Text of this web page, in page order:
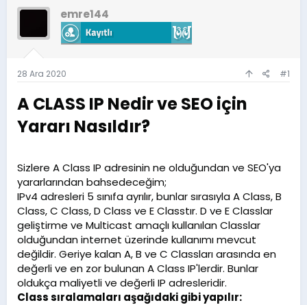
u
a
ş
t
a
n
a
n
g
r
i
h
emre144
28 Ara 2020 #1
A CLASS IP Nedir ve SEO için
Yararı Nasıldır?​
Sizlere A Class IP adresinin ne olduğundan ve SEO'ya
yararlarından bahsedeceğim;
IPv4 adresleri 5 sınıfa ayrılır, bunlar sırasıyla A Class, B
Class, C Class, D Class ve E Classtır. D ve E Classlar
geliştirme ve Multicast amaçlı kullanılan Classlar
olduğundan internet üzerinde kullanımı mevcut
değildir. Geriye kalan A, B ve C Classları arasında en
değerli ve en zor bulunan A Class IP'lerdir. Bunlar
oldukça maliyetli ve değerli IP adresleridir.
Class sıralamaları aşağıdaki gibi yapılır: